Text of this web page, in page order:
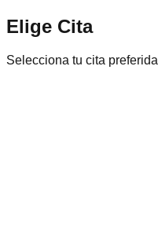
Elige Cita
Selecciona tu cita preferida